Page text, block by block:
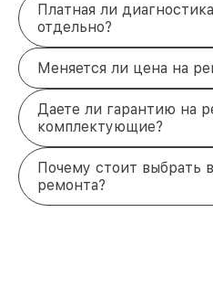
Платная ли
отдельно?
Меняется ли цена на
Даете ли гарантию на
комплектующие?
Почему стоит выбрать
ремонта?